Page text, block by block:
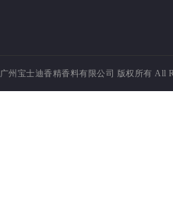
广州宝士迪香精香料有限公司 版权所有 All